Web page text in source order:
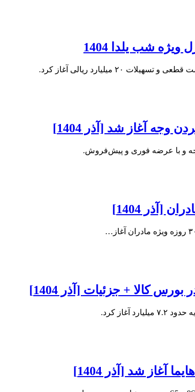
شب یلدا 1404
آغاز شد [آذر 1404]
شد [آذر 1404]